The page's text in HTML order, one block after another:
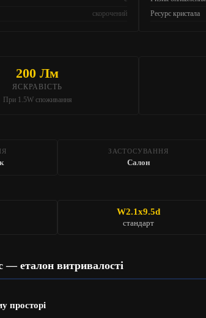
скорочений
Ресурс кристала
200 Лм
ЯСКРАВІСТЬ
При 1.5W споживання
ЗАСТОСУВАННЯ
Салон
W2.1x9.5d
стандарт
— еталон витривалості
просторі